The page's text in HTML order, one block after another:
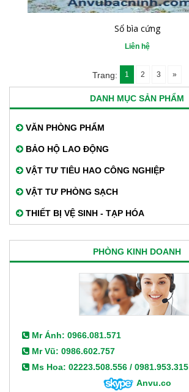
Sổ bìa cứng
Liên hệ
Trang: 1 2 3 »
DANH MỤC SẢN PHẨM
VĂN PHÒNG PHẨM
BẢO HỘ LAO ĐỘNG
VẬT TƯ TIÊU HAO CÔNG NGHIỆP
VẬT TƯ PHÒNG SẠCH
THIẾT BỊ VỆ SINH - TẠP HÓA
PHÒNG KINH DOANH
Mr Ánh: 0966.081.571
Mr Vũ: 0986.602.757
Ms Hoa: 02223.508.556 / 0981.953.315
Anvu.co